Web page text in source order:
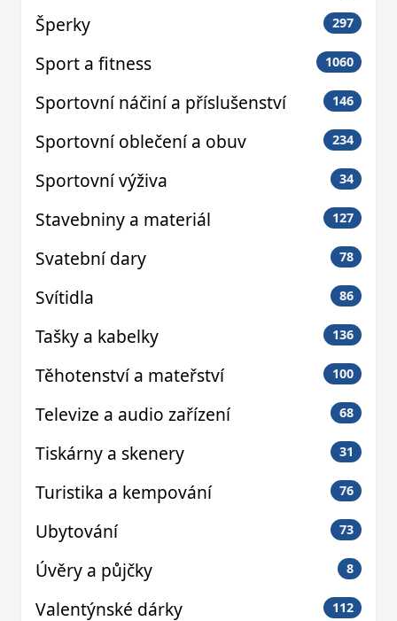
Šperky 297
Sport a fitness 1060
Sportovní náčiní a příslušenství 146
Sportovní oblečení a obuv 234
Sportovní výživa 34
Stavebniny a materiál 127
Svatební dary 78
Svítidla 86
Tašky a kabelky 136
Těhotenství a mateřství 100
Televize a audio zařízení 68
Tiskárny a skenery 31
Turistika a kempování 76
Ubytování 73
Úvěry a půjčky 8
Valentýnské dárky 112